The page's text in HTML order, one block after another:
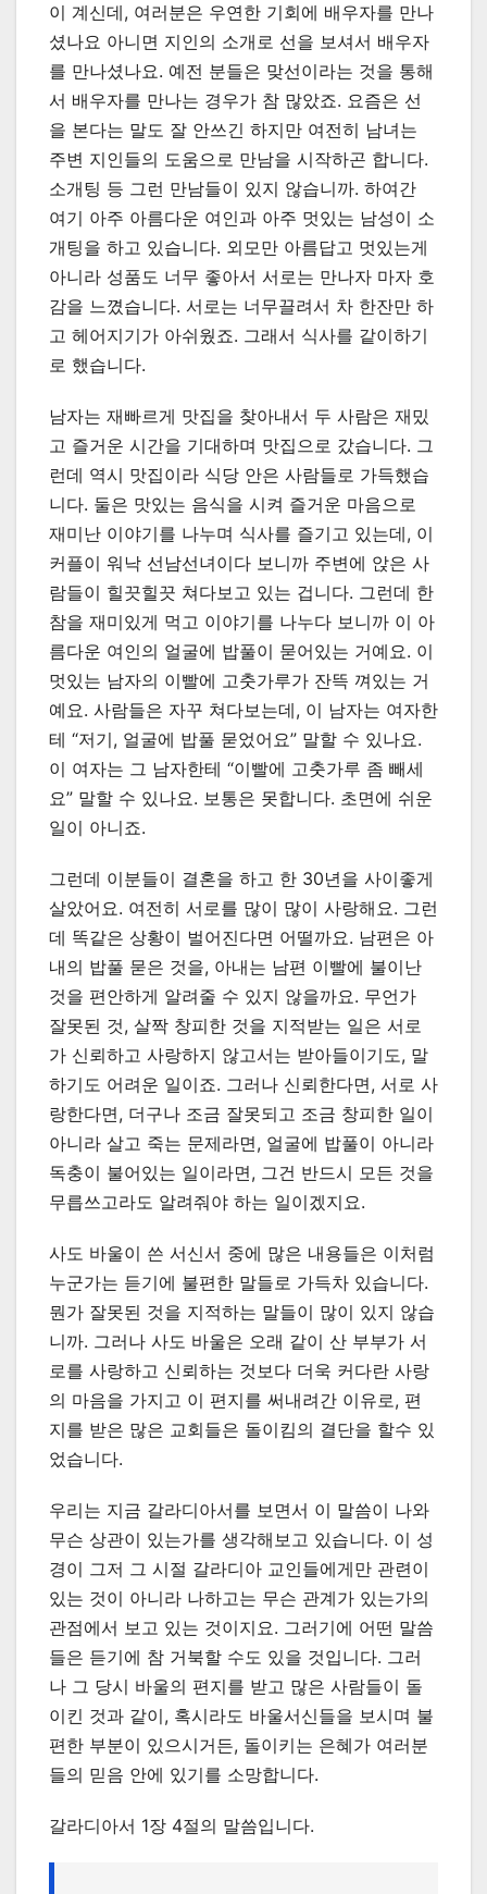
이 계신데, 여러분은 우연한 기회에 배우자를 만나
셨나요 아니면 지인의 소개로 선을 보셔서 배우자
를 만나셨나요. 예전 분들은 맞선이라는 것을 통해
서 배우자를 만나는 경우가 참 많았죠. 요즘은 선
을 본다는 말도 잘 안쓰긴 하지만 여전히 남녀는
주변 지인들의 도움으로 만남을 시작하곤 합니다.
소개팅 등 그런 만남들이 있지 않습니까. 하여간
여기 아주 아름다운 여인과 아주 멋있는 남성이 소
개팅을 하고 있습니다. 외모만 아름답고 멋있는게
아니라 성품도 너무 좋아서 서로는 만나자 마자 호
감을 느꼈습니다. 서로는 너무끌려서 차 한잔만 하
고 헤어지기가 아쉬웠죠. 그래서 식사를 같이하기
로 했습니다.
남자는 재빠르게 맛집을 찾아내서 두 사람은 재밌
고 즐거운 시간을 기대하며 맛집으로 갔습니다. 그
런데 역시 맛집이라 식당 안은 사람들로 가득했습
니다. 둘은 맛있는 음식을 시켜 즐거운 마음으로
재미난 이야기를 나누며 식사를 즐기고 있는데, 이
커플이 워낙 선남선녀이다 보니까 주변에 앉은 사
람들이 힐끗힐끗 쳐다보고 있는 겁니다. 그런데 한
참을 재미있게 먹고 이야기를 나누다 보니까 이 아
름다운 여인의 얼굴에 밥풀이 묻어있는 거예요. 이
멋있는 남자의 이빨에 고춧가루가 잔뜩 껴있는 거
예요. 사람들은 자꾸 쳐다보는데, 이 남자는 여자한
테 “저기, 얼굴에 밥풀 묻었어요” 말할 수 있나요.
이 여자는 그 남자한테 “이빨에 고춧가루 좀 빼세
요” 말할 수 있나요. 보통은 못합니다. 초면에 쉬운
일이 아니죠.
그런데 이분들이 결혼을 하고 한 30년을 사이좋게
살았어요. 여전히 서로를 많이 많이 사랑해요. 그런
데 똑같은 상황이 벌어진다면 어떨까요. 남편은 아
내의 밥풀 묻은 것을, 아내는 남편 이빨에 불이난
것을 편안하게 알려줄 수 있지 않을까요. 무언가
잘못된 것, 살짝 창피한 것을 지적받는 일은 서로
가 신뢰하고 사랑하지 않고서는 받아들이기도, 말
하기도 어려운 일이죠. 그러나 신뢰한다면, 서로 사
랑한다면, 더구나 조금 잘못되고 조금 창피한 일이
아니라 살고 죽는 문제라면, 얼굴에 밥풀이 아니라
독충이 불어있는 일이라면, 그건 반드시 모든 것을
무릅쓰고라도 알려줘야 하는 일이겠지요.
사도 바울이 쓴 서신서 중에 많은 내용들은 이처럼
누군가는 듣기에 불편한 말들로 가득차 있습니다.
뭔가 잘못된 것을 지적하는 말들이 많이 있지 않습
니까. 그러나 사도 바울은 오래 같이 산 부부가 서
로를 사랑하고 신뢰하는 것보다 더욱 커다란 사랑
의 마음을 가지고 이 편지를 써내려간 이유로, 편
지를 받은 많은 교회들은 돌이킴의 결단을 할수 있
었습니다.
우리는 지금 갈라디아서를 보면서 이 말씀이 나와
무슨 상관이 있는가를 생각해보고 있습니다. 이 성
경이 그저 그 시절 갈라디아 교인들에게만 관련이
있는 것이 아니라 나하고는 무슨 관계가 있는가의
관점에서 보고 있는 것이지요. 그러기에 어떤 말씀
들은 듣기에 참 거북할 수도 있을 것입니다. 그러
나 그 당시 바울의 편지를 받고 많은 사람들이 돌
이킨 것과 같이, 혹시라도 바울서신들을 보시며 불
편한 부분이 있으시거든, 돌이키는 은혜가 여러분
들의 믿음 안에 있기를 소망합니다.
갈라디아서 1장 4절의 말씀입니다.